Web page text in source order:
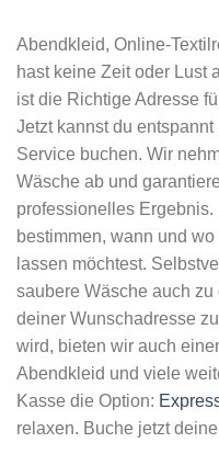
Abendkleid, Online-
hast keine Zeit oder Lust
ist die Richtige Adresse
Jetzt kannst du
Service buchen. Wir
Wäsche ab und
professionelles Ergebnis.
bestimmen, wann und
lassen möchtest.
saubere Wäsche auch
deiner Wunschadresse
wird, bieten wir auch
Abendkleid und viele
Kasse die Option:
relaxen. Buche jetzt